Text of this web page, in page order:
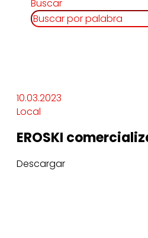
Buscar
10.03.2023
Local
EROSKI
Descargar